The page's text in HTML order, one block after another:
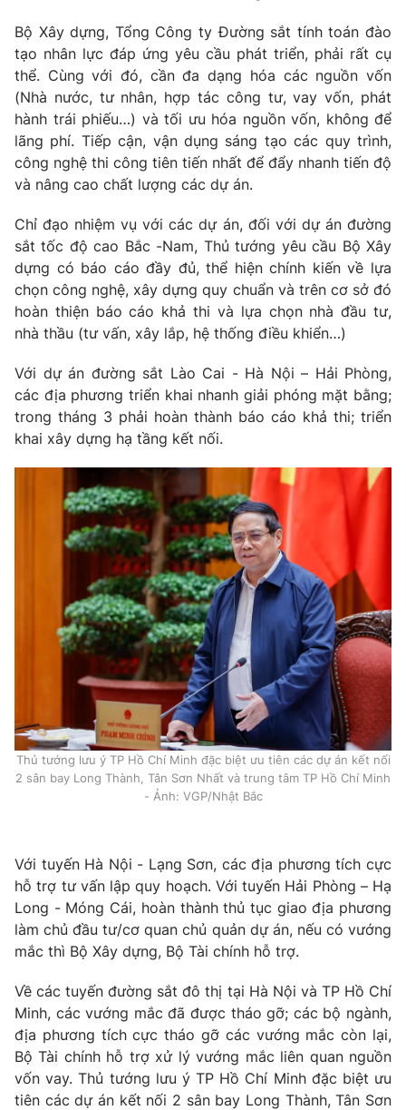
Bộ Xây dựng, Tổng Công ty Đường sắt tính toán đào
tạo nhân lực đáp ứng yêu cầu phát triển, phải rất cụ
thể. Cùng với đó, cần đa dạng hóa các nguồn vốn
(Nhà nước, tư nhân, hợp tác công tư, vay vốn, phát
hành trái phiếu…) và tối ưu hóa nguồn vốn, không để
lãng phí. Tiếp cận, vận dụng sáng tạo các quy trình,
công nghệ thi công tiên tiến nhất để đẩy nhanh tiến độ
và nâng cao chất lượng các dự án.
Chỉ đạo nhiệm vụ với các dự án, đối với dự án đường
sắt tốc độ cao Bắc -Nam, Thủ tướng yêu cầu Bộ Xây
dựng có báo cáo đầy đủ, thể hiện chính kiến về lựa
chọn công nghệ, xây dựng quy chuẩn và trên cơ sở đó
hoàn thiện báo cáo khả thi và lựa chọn nhà đầu tư,
nhà thầu (tư vấn, xây lắp, hệ thống điều khiển…)
Với dự án đường sắt Lào Cai - Hà Nội – Hải Phòng,
các địa phương triển khai nhanh giải phóng mặt bằng;
trong tháng 3 phải hoàn thành báo cáo khả thi; triển
khai xây dựng hạ tầng kết nối.
Thủ tướng lưu ý TP Hồ Chí Minh đặc biệt ưu tiên các dự án kết nối
2 sân bay Long Thành, Tân Sơn Nhất và trung tâm TP Hồ Chí Minh
- Ảnh: VGP/Nhật Bắc
Với tuyến Hà Nội - Lạng Sơn, các địa phương tích cực
hỗ trợ tư vấn lập quy hoạch. Với tuyến Hải Phòng – Hạ
Long - Móng Cái, hoàn thành thủ tục giao địa phương
làm chủ đầu tư/cơ quan chủ quản dự án, nếu có vướng
mắc thì Bộ Xây dựng, Bộ Tài chính hỗ trợ.
Về các tuyến đường sắt đô thị tại Hà Nội và TP Hồ Chí
Minh, các vướng mắc đã được tháo gỡ; các bộ ngành,
địa phương tích cực tháo gỡ các vướng mắc còn lại,
Bộ Tài chính hỗ trợ xử lý vướng mắc liên quan nguồn
vốn vay. Thủ tướng lưu ý TP Hồ Chí Minh đặc biệt ưu
tiên các dự án kết nối 2 sân bay Long Thành, Tân Sơn